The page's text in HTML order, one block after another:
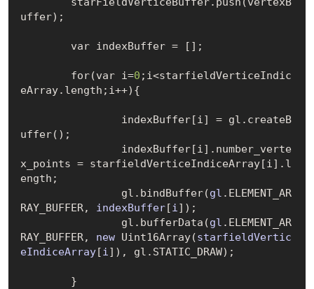
uffer);
	var indexBuffer =
[] ;
	for(var i=
0 ;i<starfieldVerticeIndic
eArray.length;i++){
		indexBuffer
[i] = gl.createB
uffer() ;
		indexBuffer
[i] .number_verte
x_points = starfieldVerticeIndiceArray[i] .l
ength;
		gl.bind
Buffer(gl .ELEMENT_AR
RAY_BUFFER, indexBuffer[i]) ;
		gl.buffer
Data(gl .ELEMENT_AR
RAY_BUFFER, new Uint16Array(starfieldVertic
eIndiceArray[i]) , gl.STATIC_DRAW);